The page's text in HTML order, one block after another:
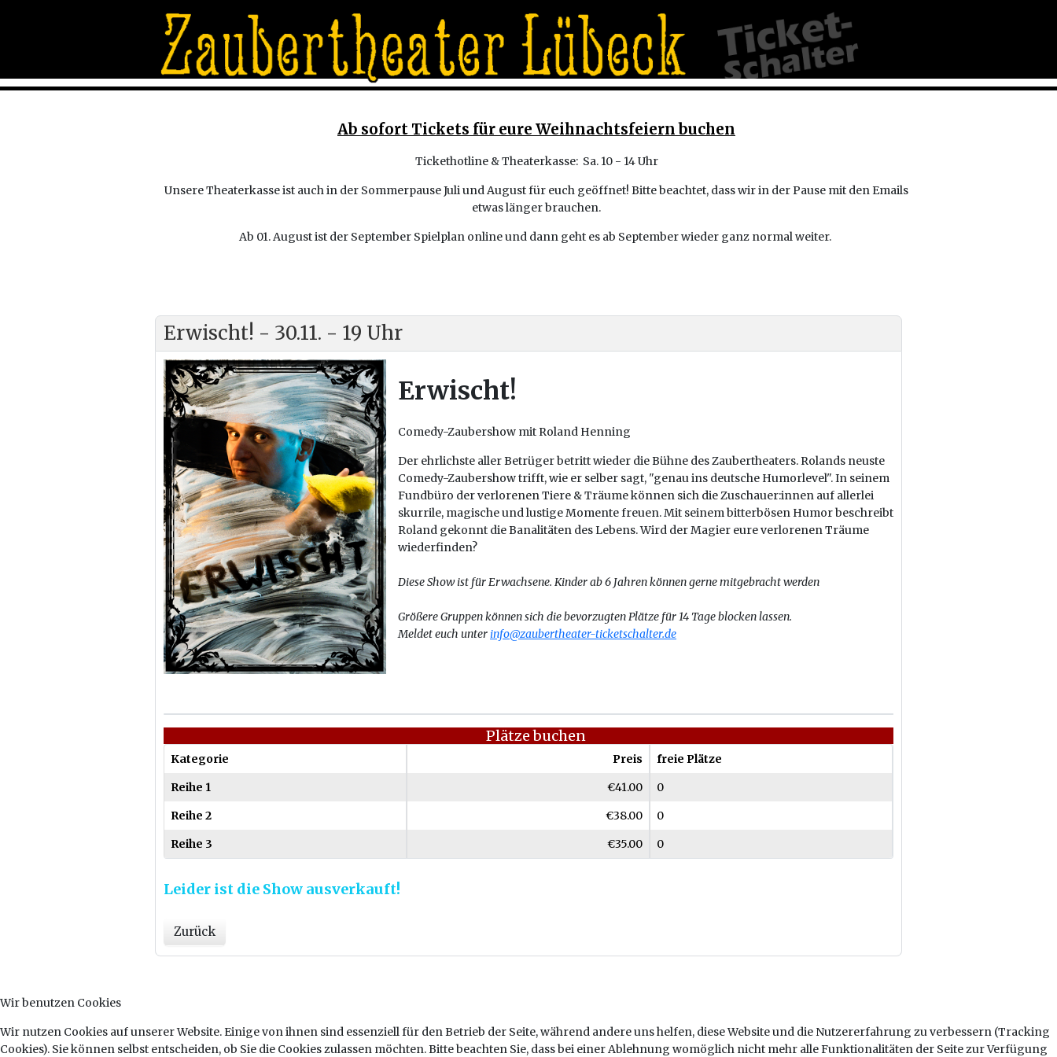
Ab sofort Tickets für eure Weihnachtsfeiern buchen
Tickethotline & Theaterkasse: Sa. 10 - 14 Uhr
Unsere Theaterkasse ist auch in der Sommerpause Juli und August für euch geöffnet! Bitte beachtet, dass wir in der Pause mit den Emails
etwas länger brauchen.
Ab 01. August ist der September Spielplan online und dann geht es ab September wieder ganz normal weiter.
Erwischt! - 30.11. - 19 Uhr
Erwischt!
Comedy-Zaubershow mit Roland Henning
Der ehrlichste aller Betrüger betritt wieder die Bühne des Zaubertheaters. Rolands neuste
Comedy-Zaubershow trifft, wie er selber sagt, "genau ins deutsche Humorlevel". In seinem
Fundbüro derverlorenen Tiere & Träume können sich die Zuschauer:innen auf allerlei
skurrile, magische und lustige Momente freuen. Mit seinem bitterbösen Humor beschreibt
Roland gekonnt die Banalitäten des Lebens. Wird derMagier eure verlorenen Träume
wiederfinden?
Diese Show ist für Erwachsene. Kinder ab 6 Jahren können gerne mitgebracht werden
Größere Gruppen können sich die bevorzugten Plätze für 14 Tage blocken lassen.
Meldet euch unter info@zaubertheater-ticketschalter.de
Plätze buchen
Kategorie Preis
freie Plätze
Reihe 1
€41.00
0
Reihe 2
€38.00
0
Reihe 3
€35.00 0
Leider ist die Show ausverkauft!
Zurück
Wir benutzen Cookies
Wir nutzen Cookies auf unserer Website. Einige von ihnen sind essenziell für den Betrieb der Seite, während andere uns helfen, diese Website und die Nutzererfahrung zu verbessern (Tracking
Cookies). Sie können selbst entscheiden, ob Sie die Cookies zulassen möchten. Bitte beachten Sie, dass bei einer Ablehnung womöglich nicht mehr alle Funktionalitäten der Seite zur Verfügung